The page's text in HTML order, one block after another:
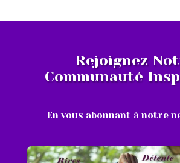
Rejoignez
Communauté
En vous abonnant à notre